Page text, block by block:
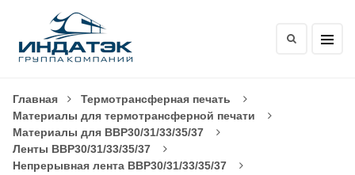
Главная
Термотрансферная печать
Материалы для термотрансферной печати
Материалы для BBP30/31/33/35/37
Ленты BBP30/31/33/35/37
Непрерывная лента BBP30/31/33/35/37